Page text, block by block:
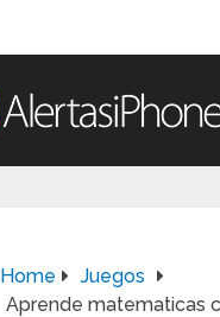
Home
Juegos
Aprende matematicas